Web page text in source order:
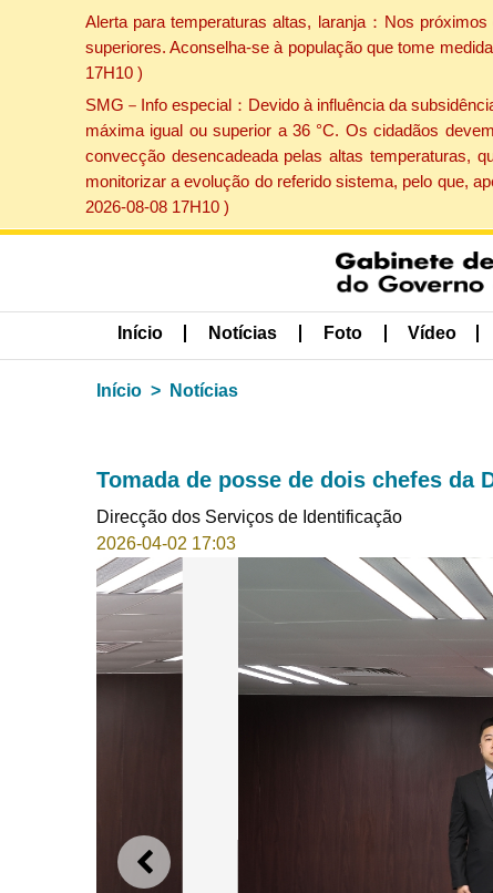
Alerta para temperaturas altas, laranja：Nos
superiores. Aconselha-se à população que tome
17H10 )
SMG－Info especial：Devido à influência da
máxima igual ou superior a 36 °C. Os cidadãos
convecção desencadeada pelas altas temperaturas,
monitorizar a evolução do referido sistema, pelo que,
2026-08-08 17H10 )
Início Notícias Foto Vídeo
Início Notícias
Tomada de posse de dois chefes da
Direcção dos Serviços de Identificação
2026-04-02 17:03
ANTERIOR